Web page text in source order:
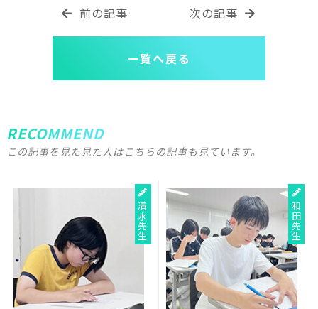
前の記事
一覧へ戻る
次の記事
RECOMMEND
この記事を見た見た人はこちらの記事も見ています。
清水先生 和田先生